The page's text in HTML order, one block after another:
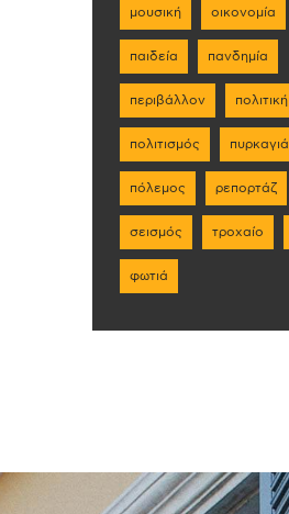
μουσική οικονομία
παιδεία πανδημία
περιβάλλον πολιτική
πολιτισμός πυρκαγιά
πόλεμος ρεπορτάζ
σεισμός τροχαίο
φωτιά